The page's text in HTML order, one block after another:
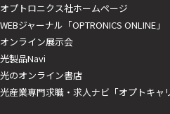
オプトロニクス社ホームページ
WEBジャーナル「OPTRONICS ONLINE」
オンライン展示会
光製品Navi
光のオンライン書店
光産業専門求職・求人ナビ「オプトキャ